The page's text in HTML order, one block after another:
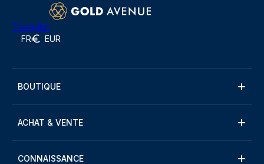
Trustpilot
FR EUR
BOUTIQUE
ACHAT & VENTE
CONNAISSANCE